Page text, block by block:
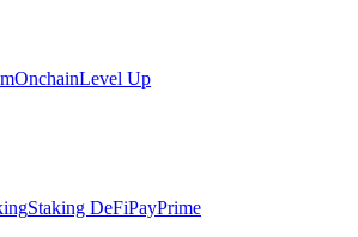
OnchainLevel Up
Staking DeFiPayPrime